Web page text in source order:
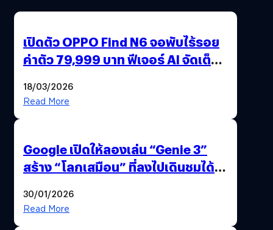
เปิดตัว OPPO Find N6 จอพับไร้รอย
ค่าตัว 79,999 บาท ฟีเจอร์ AI จัดเต็ม
18/03/2026
Read More
Google เปิดให้ลองเล่น “Genie 3”
สร้าง “โลกเสมือน” ที่ลงไปเดินชมได้
30/01/2026
Read More